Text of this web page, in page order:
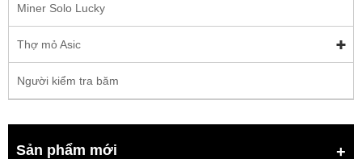
Miner Solo Lucky
Thợ mỏ Asic
Người kiểm tra băm
Sản phẩm mới